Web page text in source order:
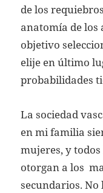
de los
anatomía de los
objetivo
elije en último
probabilidades
La sociedad
en mi familia
mujeres, y todos
otorgan a los
secundarios.